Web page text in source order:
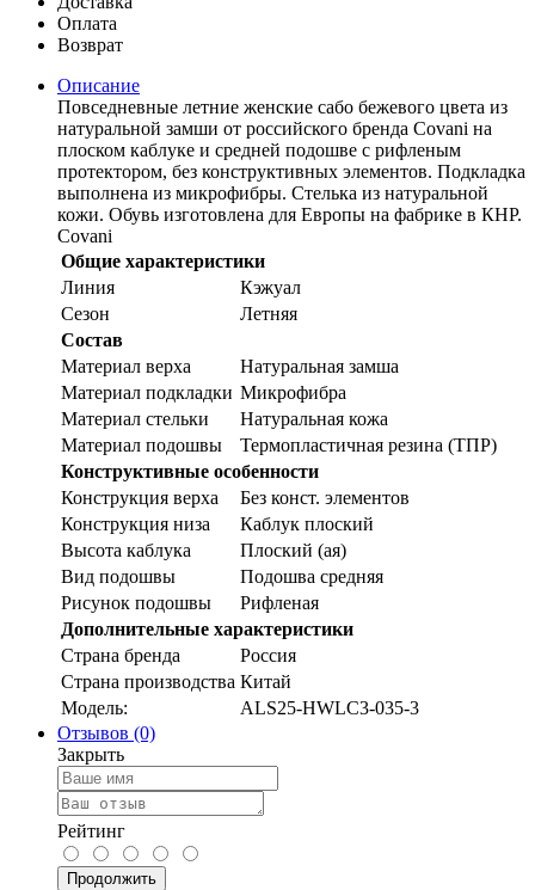
Оплата
Возврат
Описание
Повседневные летние женские сабо бежевого цвета из
натуральной замши от российского бренда Covani на
плоском каблуке и средней подошве с рифленым
протектором, без конструктивных элементов. Подкладка
выполнена из микрофибры. Стелька из натуральной
кожи. Обувь изготовлена для Европы на фабрике в КНР.
Covani
Общие характеристики
Линия
Кэжуал
Сезон
Летняя
Состав
Материал верха
Натуральная замша
Материал подкладки Микрофибра
Материал стельки
Натуральная кожа
Материал подошвы
Термопластичная резина (ТПР)
Конструктивные особенности
Конструкция верха
Без конст. элементов
Конструкция низа
Каблук плоский
Высота каблука
Плоский (ая)
Вид подошвы
Подошва средняя
Рисунок подошвы
Рифленая
Дополнительные характеристики
Страна бренда
Россия
Страна производства Китай
Модель:
ALS25-HWLC3-035-3
Отзывов (0)
Закрыть
Рейтинг
Продолжить